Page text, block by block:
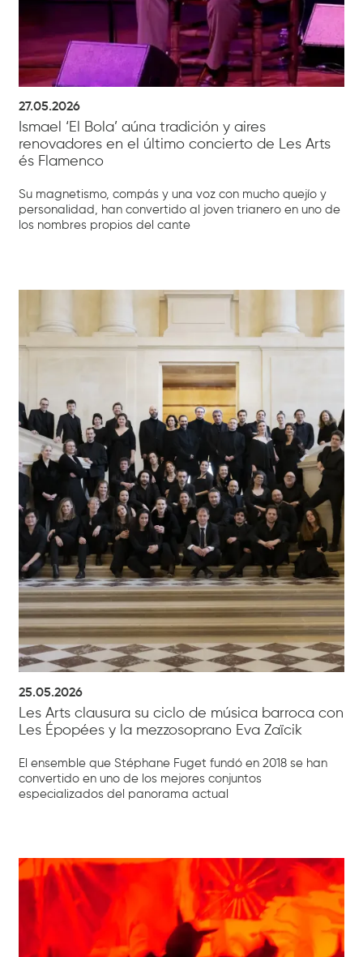
27.05.2026
Ismael ‘El Bola’ aúna tradición y aires
renovadores en el último concierto de Les Arts
és Flamenco
Su magnetismo, compás y una voz con mucho quejío y
personalidad, han convertido al joven trianero en uno de
los nombres propios del cante
25.05.2026
Les Arts clausura su ciclo de música barroca con
Les Épopées y la mezzosoprano Eva Zaïcik
El ensemble que Stéphane Fuget fundó en 2018 se han
convertido en uno de los mejores conjuntos
especializados del panorama actual